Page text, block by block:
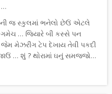
…
જ સ્કુલમાં ભનેલો છેઉં એટલે
ગમેચ … જિયારે બી કસ્સે પન
મેઝરીંગ ટેપ દેખાય તેવી પકદી
… શું ? થોરામાં ઘનું સમજજો…